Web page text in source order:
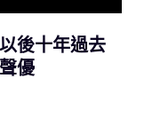
後十年過去
優